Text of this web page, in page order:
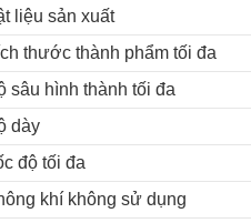
liệu sản xuất
thước thành phẩm tối đa
sâu hình thành tối đa
dày
độ tối đa
khí không sử dụng